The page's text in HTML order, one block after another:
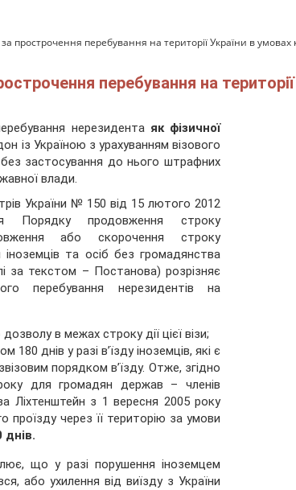
прострочення перебування на території України в умовах
перебування на
нерезидента як фізичної
із Україною з урахуванням візового
застосування до нього штрафних
влади.
України № 150 від 15 лютого 2012
Порядку продовження строку
або скорочення строку
та осіб без громадянства
за текстом – Постанова) розрізняє
перебування нерезидентів на
дозволу в межах строку дії цієї візи;
180 днів у разі в’їзду іноземців, які є
порядком в’їзду. Отже, згідно
для громадян держав – членів
Ліхтенштейн з 1 вересня 2005 року
проїзду через її територію за умови
що у разі порушення іноземцем
або ухилення від виїзду з України